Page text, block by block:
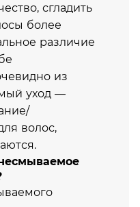
сгладить
более
различие
из
уход —
волос,